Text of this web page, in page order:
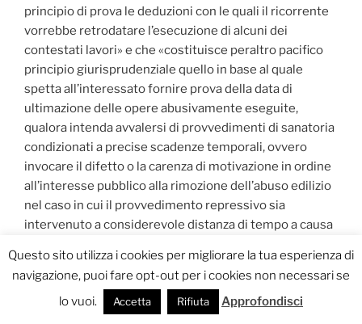
principio di prova le deduzioni con le quali il ricorrente
vorrebbe retrodatare l’esecuzione di alcuni dei
contestati lavori» e che «costituisce peraltro pacifico
principio giurisprudenziale quello in base al quale
spetta all’interessato fornire prova della data di
ultimazione delle opere abusivamente eseguite,
qualora intenda avvalersi di provvedimenti di sanatoria
condizionati a precise scadenze temporali, ovvero
invocare il difetto o la carenza di motivazione in ordine
all’interesse pubblico alla rimozione dell’abuso edilizio
nel caso in cui il provvedimento repressivo sia
intervenuto a considerevole distanza di tempo a causa
La disposta C.T.U., in relazione all’epoca di realizzazione
dei lavori, evidenzia quanto segue.
Questo sito utilizza i cookies per migliorare la tua esperienza di
navigazione, puoi fare opt-out per i cookies non necessari se
lo vuoi.
Accetta Rifiuta Approfondisci